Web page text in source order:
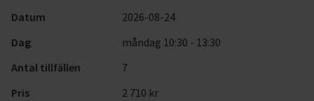
Datum
2026-08-24
Dag
måndag 10:30 - 13:30
Antal tillfällen
7
Pris
2 710 kr